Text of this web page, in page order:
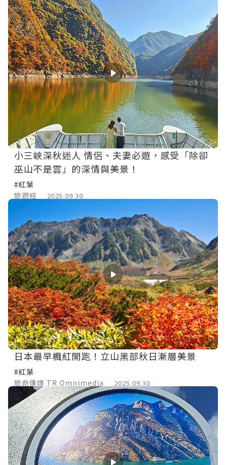
小三峽深秋迷人 情侶、夫妻必遊，感受「除卻
巫山不是雲」的深情與美景！
#紅葉
旅遊經
2025.09.30
日本最早楓紅開跑！立山黑部秋日漸層美景
#紅葉
旅奇傳媒 TR Omnimedia
2025.09.30